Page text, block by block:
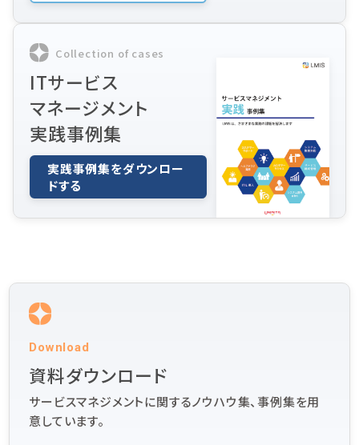
Collection of cases
ITサービス
マネージメント
実践事例集
実践事例集をダウンロー
ドする
Download
資料ダウンロード
サービスマネジメントに関するノウハウ集、事例集を用
意しています。